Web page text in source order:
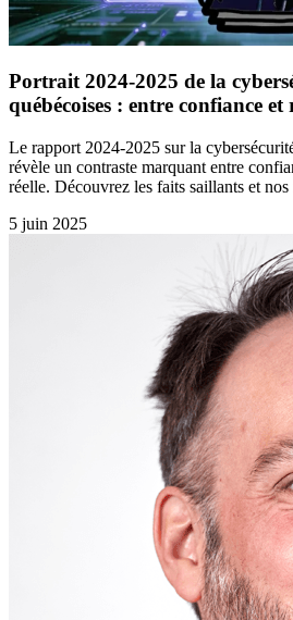
Portrait 2024-2025 de la
québécoises : entre confiance et
Le rapport 2024-2025 sur la
révèle un contraste marquant entre
réelle. Découvrez les faits saillants et
5 juin 2025